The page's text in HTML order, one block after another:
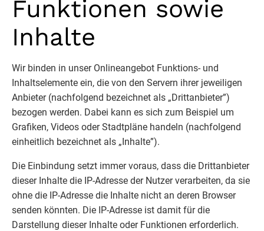
Funktionen sowie
Inhalte
Wir binden in unser Onlineangebot Funktions- und
Inhaltselemente ein, die von den Servern ihrer jeweiligen
Anbieter (nachfolgend bezeichnet als „Drittanbieter”)
bezogen werden. Dabei kann es sich zum Beispiel um
Grafiken, Videos oder Stadtpläne handeln (nachfolgend
einheitlich bezeichnet als „Inhalte”).
Die Einbindung setzt immer voraus, dass die Drittanbieter
dieser Inhalte die IP-Adresse der Nutzer verarbeiten, da sie
ohne die IP-Adresse die Inhalte nicht an deren Browser
senden könnten. Die IP-Adresse ist damit für die
Darstellung dieser Inhalte oder Funktionen erforderlich.